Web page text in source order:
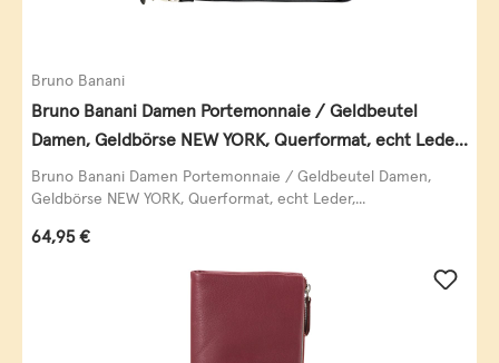
Bruno Banani
Bruno Banani Damen Portemonnaie / Geldbeutel
Damen, Geldbörse NEW YORK, Querformat, echt Leder,
schwarz
Bruno Banani Damen Portemonnaie / Geldbeutel Damen,
Geldbörse NEW YORK, Querformat, echt Leder,...
Regulärer Preis:
64,95 €